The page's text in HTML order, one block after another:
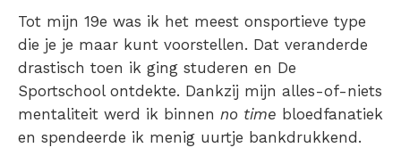
Tot mijn 19e was ik het meest onsportieve type
die je je maar kunt voorstellen. Dat veranderde
drastisch toen ik ging studeren en De
Sportschool ontdekte. Dankzij mijn alles-of-niets
mentaliteit werd ik binnen no time bloedfanatiek
en spendeerde ik menig uurtje bankdrukkend.